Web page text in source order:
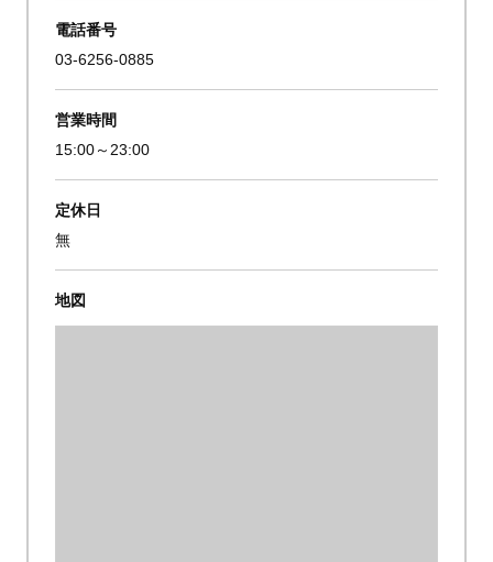
電話番号
03-6256-0885
営業時間
15:00～23:00
定休日
無
地図